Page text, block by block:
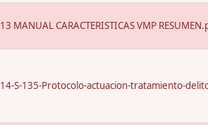
13 MANUAL CARACTERISTICAS VMP
14-S-135-Protocolo-actuacion-tratamiento-